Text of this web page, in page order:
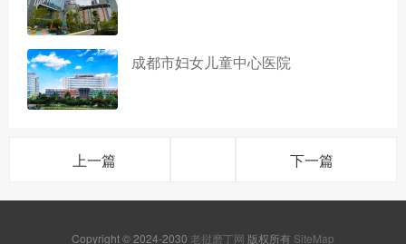
成都市妇女儿童中心医院
上一篇 下一篇
Copyright © 2024-2030 老挝磨丁网 版权所有 SiteMap